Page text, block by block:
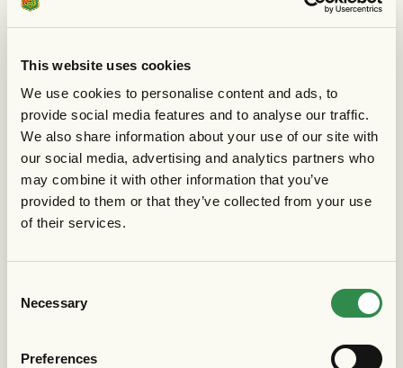
This website uses cookies
We use cookies to personalise content and ads, to
provide social media features and to analyse our traffic.
We also share information about your use of our site with
our social media, advertising and analytics partners who
may combine it with other information that you’ve
provided to them or that they’ve collected from your use
of their services.
Selection
Necessary
Preferences
Lucas Ahlstrand
Magdalena Olsson
Magnus Bording
Magnus Dahlgren
Magnus Fernberg
Magnus Häggmar
Magnus Olsson
Malin Abrahamsson Blom
Malin Esko
Marie-Louice Persson
Markus Törnlund
Martin Larsson